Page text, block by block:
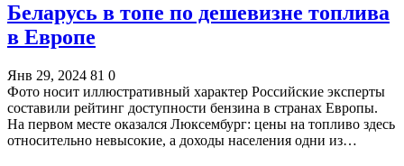
Беларусь в топе по дешевизне топлива
в Европе
Янв 29, 2024 81 0
Фото носит иллюстративный характер Российские эксперты
составили рейтинг доступности бензина в странах Европы.
На первом месте оказался Люксембург: цены на топливо здесь
относительно невысокие, а доходы населения одни из…